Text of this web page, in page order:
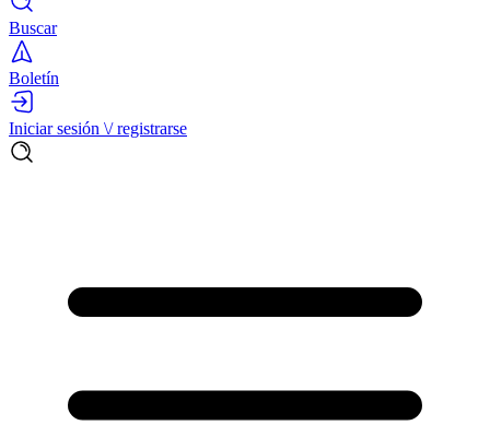
Buscar
Boletín
Iniciar sesión \/ registrarse